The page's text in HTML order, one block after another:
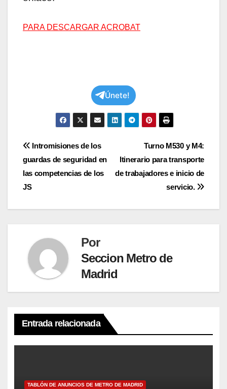
PARA DESCARGAR ACROBAT
Únete!
Navegación
de
entradas
Turno M530 y M4:
Itinerario para transporte
de trabajadores e inicio de
servicio.
Intromisiones de los
guardas de seguridad en
las competencias de los
JS
Por
Seccion Metro de
Madrid
Entrada relacionada
TABLÓN DE ANUNCIOS DE METRO DE MADRID